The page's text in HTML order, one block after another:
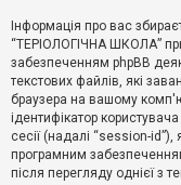
Т
е
м
и
б
е
з
в
і
Інформація про вас
“ТЕРІОЛОГІЧНА ШКОЛА”
забезпеченням phpBB
текстових файлів, які
браузера на вашому
ідентифікатор
сесії (надалі “session-
програмним
після перегляду однієї з